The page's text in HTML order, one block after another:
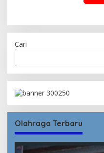
Cari
Olahraga Terbaru